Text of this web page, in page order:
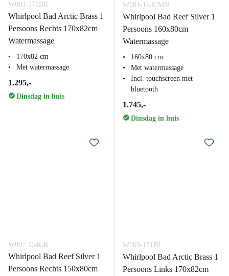
W003-171BR
Whirlpool Bad Arctic Brass 1
Persoons Rechts 170x82cm
Watermassage
170x82 cm
Met watermassage
1.295,-
Dinsdag in huis
W081-164CMN
Whirlpool Bad Reef Silver 1
Persoons 160x80cm
Watermassage
160x80 cm
Met watermassage
Incl. touchscreen met
bluetooth
1.745,-
Dinsdag in huis
W007-154CR
Whirlpool Bad Reef Silver 1
Persoons Rechts 150x80cm
W003-171BL
Whirlpool Bad Arctic Brass 1
Persoons Links 170x82cm